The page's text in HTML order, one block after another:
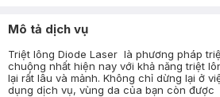
Mô tả dịch vụ
Triệt lông Diode Laser là phương pháp
chuộng nhất hiện nay với khả năng triệt
lại rất lâu và mảnh. Không chỉ dừng lại ở
dụng dịch vụ, vùng da của bạn còn được